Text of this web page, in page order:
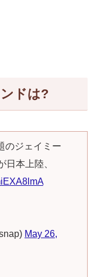
ドは?
のジェイミー
日本上陸、
May 26,